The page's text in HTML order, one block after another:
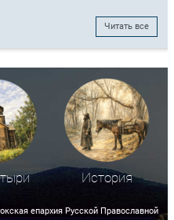
Читать все
История
епархия Русской Православной